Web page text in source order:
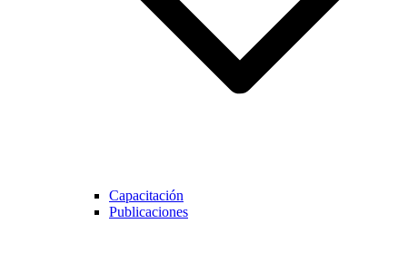
Capacitación
Publicaciones